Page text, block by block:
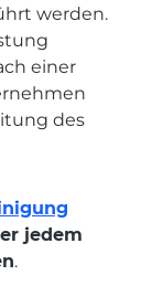
werden.
einer
des
jedem
.